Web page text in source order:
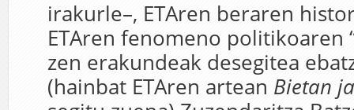
irakurle–, ETAren beraren
ETAren fenomeno politikoaren
zen erakundeak desegitea
(hainbat ETAren artean Bietan